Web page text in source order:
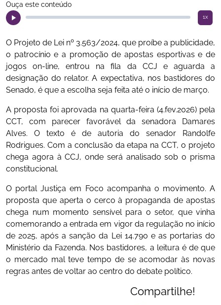
Ouça este conteúdo
1x
O Projeto de Lei nº 3.563/2024, que proíbe a publicidade,
o patrocínio e a promoção de apostas esportivas e de
jogos on-line, entrou na fila da CCJ e aguarda a
designação do relator. A expectativa, nos bastidores do
Senado, é que a escolha seja feita até o início de março.
A proposta foi aprovada na quarta-feira (4.fev.2026) pela
CCT, com parecer favorável da senadora Damares
Alves. O texto é de autoria do senador Randolfe
Rodrigues. Com a conclusão da etapa na CCT, o projeto
chega agora àCCJ, onde será analisado sob o prisma
constitucional.
O portal Justiça em Foco acompanha o movimento. A
proposta que aperta o cerco à propaganda de apostas
chega num momento sensível para o setor, que vinha
comemorando a entrada em vigor da regulação no início
de 2025, após a sanção da Lei 14.790 e as portarias do
Ministério da Fazenda. Nos bastidores, a leitura é de que
o mercado mal teve tempo de se acomodar às novas
regras antes de voltar ao centro do debate político.
Compartilhe!